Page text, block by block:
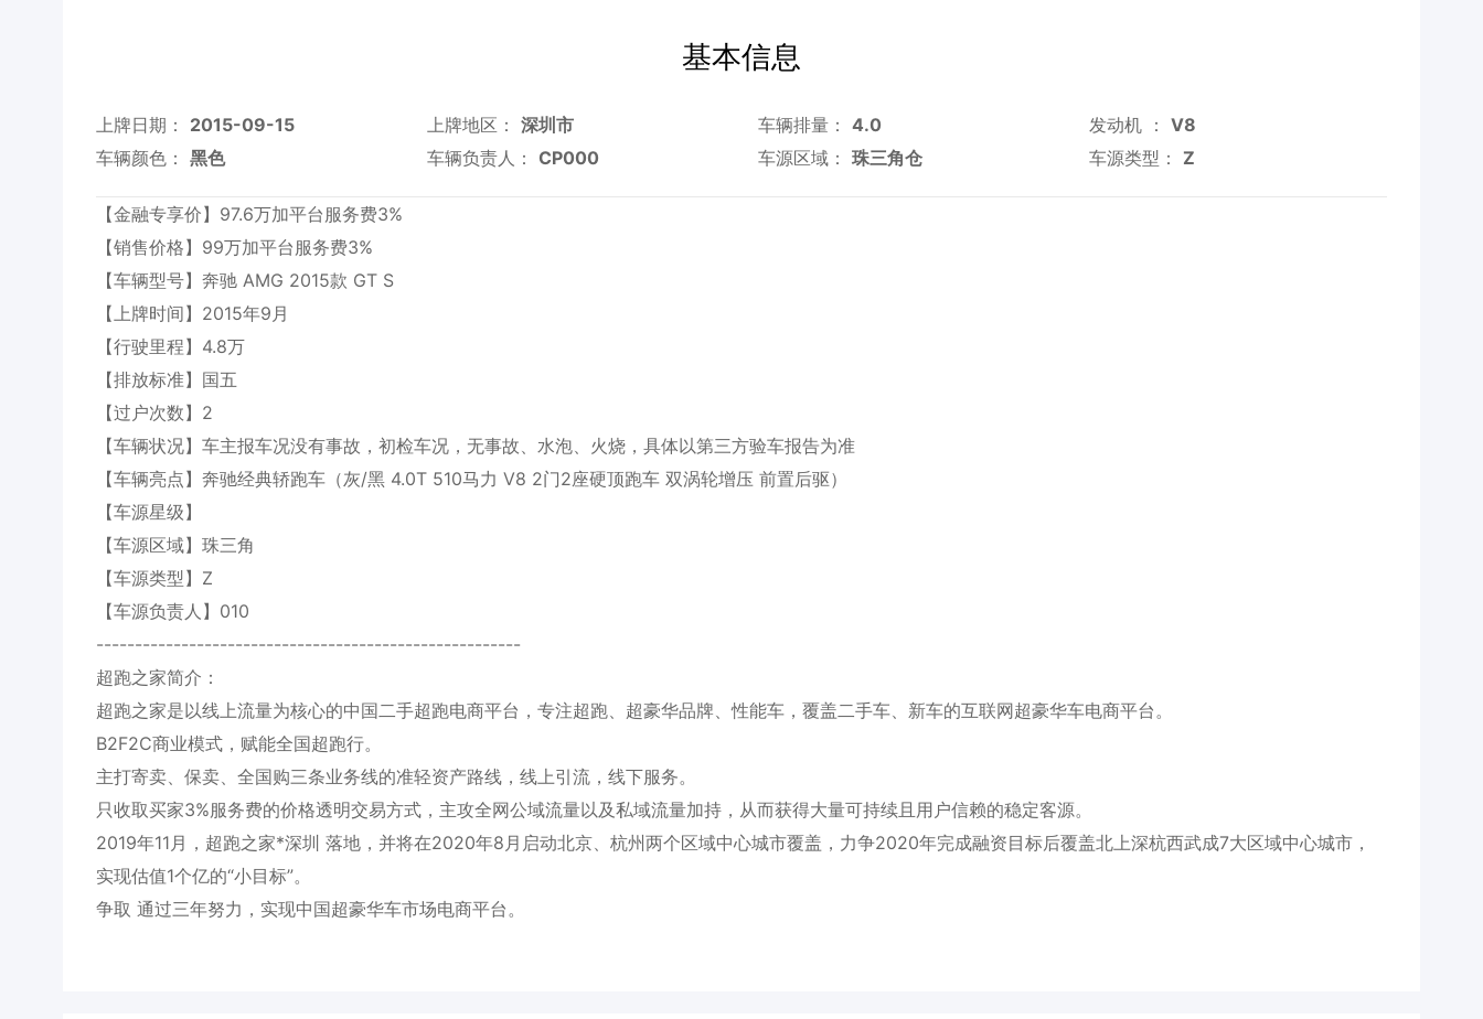
基本信息
上牌日期： 2015-09-15 上牌地区： 深圳市 车辆排量： 4.0 发动机 ： V8
车辆颜色： 黑色 车辆负责人： CP000 车源区域： 珠三角仓 车源类型： Z
【金融专享价】97.6万加平台服务费3%
【销售价格】99万加平台服务费3%
【车辆型号】奔驰 AMG 2015款 GT S
【上牌时间】2015年9月
【行驶里程】4.8万
【排放标准】国五
【过户次数】2
【车辆状况】车主报车况没有事故，初检车况，无事故、水泡、火烧，具体以第三方验车报告为准
【车辆亮点】奔驰经典轿跑车（灰/黑 4.0T 510马力 V8 2门2座硬顶跑车 双涡轮增压 前置后驱）
【车源星级】
【车源区域】珠三角
【车源类型】Z
【车源负责人】010
-------------------------------------------------------
超跑之家简介：
超跑之家是以线上流量为核心的中国二手超跑电商平台，专注超跑、超豪华品牌、性能车，覆盖二手车、新车的互联网超豪华车电商平台。
B2F2C商业模式，赋能全国超跑行。
主打寄卖、保卖、全国购三条业务线的准轻资产路线，线上引流，线下服务。
只收取买家3%服务费的价格透明交易方式，主攻全网公域流量以及私域流量加持，从而获得大量可持续且用户信赖的稳定客源。
2019年11月，超跑之家*深圳 落地，并将在2020年8月启动北京、杭州两个区域中心城市覆盖，力争2020年完成融资目标后覆盖北上深杭西武成7大区域中心城市，
实现估值1个亿的“小目标”。
争取 通过三年努力，实现中国超豪华车市场电商平台。